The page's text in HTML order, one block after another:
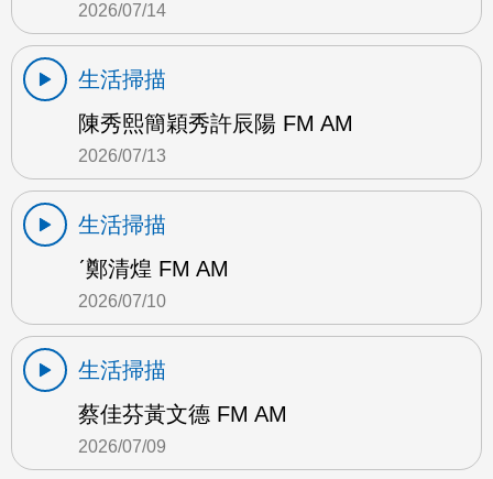
2026/07/14
生活掃描
陳秀熙簡穎秀許辰陽 FM AM
2026/07/13
生活掃描
ˊ鄭清煌 FM AM
2026/07/10
生活掃描
蔡佳芬黃文德 FM AM
2026/07/09